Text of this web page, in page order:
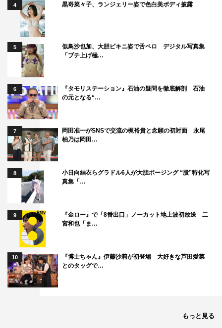
4 黒嵜菜々子、ランジェリー姿で色白美ボディ披露
5
似鳥沙也加、大胆ビキニ姿で舌ペロ デジタル写真集
「ブチ上げ極…
6
『タモリステーション』石油の疑問を徹底解剖 石油
の元となる“…
7
岡田准一がSNSで交流の梶裕貴と念願の初対面 永尾
柚乃は岡田…
8
小日向結衣らグラドル6人が大胆ポージング “股”特化写
真集「…
9
『金ロー』で「8番出口」ノーカット地上波初放送 二
宮和也「ま…
10
『博士ちゃん』伊藤沙莉が初登場 大好きな芦田愛菜
とのタッグで…
もっと見る